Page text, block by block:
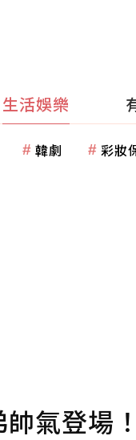
生活娛樂
韓劇 彩妝
帥氣登